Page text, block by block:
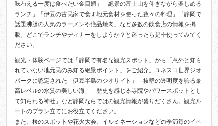
味わえる一度は食べたい金目鯛」「絶景の富士山を仰ぎながら楽しめる
ランチ」「伊豆の古民家で食す地元食材を使った数々の料理」「静岡で
話題沸騰の人気のラーメンや絶品焼肉」など多数の飲食店の情報を掲
載。どこでランチやディナーをしようか？と迷ったら是非使ってみてく
ださい。
観光・体験ページでは「静岡で有名な観光スポット」から「意外と知ら
れていない地元民のみ知る絶景ポイント」をご紹介。ユネスコ世界ジオ
パークに認定された「伊豆半島のジオサイト」「抜群の透明度を誇る最
高レベルの水質の美しい海」「歴史を感じる寺院やパワースポットとし
て知られる神社」など静岡ならではの観光情報が盛りだくさん。観光ル
ートのプラン立てにお役立てください。
また、桜のスポットや花火大会、イルミネーションなどの季節毎のイベ